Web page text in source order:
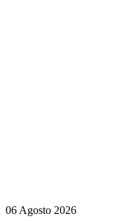
06 Agosto 2026